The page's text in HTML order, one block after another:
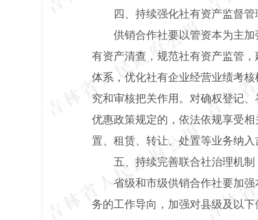
四、持续强化社有资产监督管
供销合作社要以管资本为主
有资产清查，规范社有资产监管
体系，优化社有企业经营业绩考
究和审核把关作用。对确权登记
优惠政策规定的，依法依规享受
置、租赁、转让、处置等业务纳
五、持续完善联合社治理机制
省级和市级供销合作社要加
务的工作导向，加强对县级及以